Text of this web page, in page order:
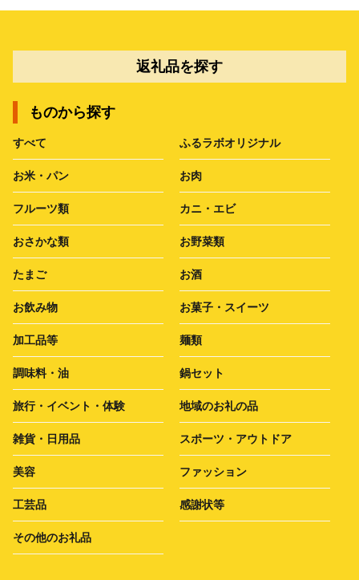
返礼品を探す
ものから探す
すべて ふるラボオリジナル
お米・パン お肉
フルーツ類 カニ・エビ
おさかな類 お野菜類
たまご お酒
お飲み物 お菓子・スイーツ
加工品等 麺類
調味料・油 鍋セット
旅行・イベント・体験 地域のお礼の品
雑貨・日用品 スポーツ・アウトドア
美容 ファッション
工芸品 感謝状等
その他のお礼品